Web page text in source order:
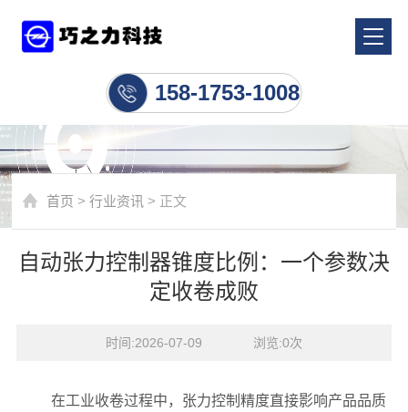
158-1753-1008
首页 >行业资讯 > 正文
自动张力控制器锥度比例：一个参数决
定收卷成败
时间:2026-07-09    浏览:0次
在工业收卷过程中，张力控制精度直接影响产品品质